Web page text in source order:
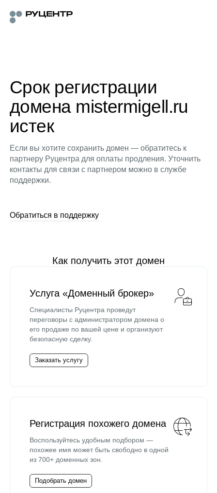
Срок регистрации
домена mistermigell.ru
истек
Если вы хотите сохранить домен — обратитесь к
партнеру Руцентра для оплаты продления. Уточнить
контакты для связи с партнером можно в службе
поддержки.
Обратиться в поддержку
Как получить этот домен
Услуга «Доменный брокер»
Специалисты Руцентра проведут
переговоры с администратором домена о
его продаже по вашей цене и организуют
безопасную сделку.
Заказать услугу
Регистрация похожего домена
Воспользуйтесь удобным подбором —
похожее имя может быть свободно в одной
из 700+ доменных зон.
Подобрать домен